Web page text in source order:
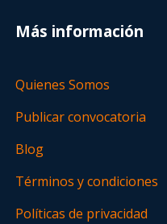
Más información
Quienes Somos
Publicar convocatoria
Blog
Términos y condiciones
Políticas de privacidad